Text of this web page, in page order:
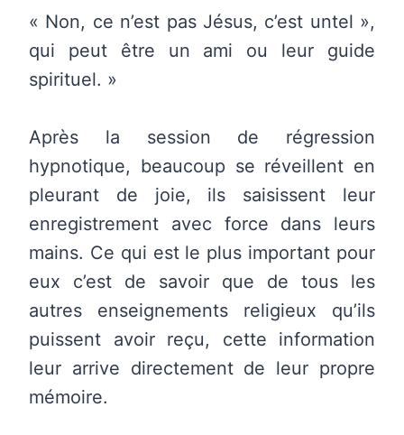
« Non, ce n’est pas Jésus, c’est untel »,
qui peut être un ami ou leur guide
spirituel. »
Après la session de régression
hypnotique, beaucoup se réveillent en
pleurant de joie, ils saisissent leur
enregistrement avec force dans leurs
mains. Ce qui est le plus important pour
eux c’est de savoir que de tous les
autres enseignements religieux qu’ils
puissent avoir reçu, cette information
leur arrive directement de leur propre
mémoire.